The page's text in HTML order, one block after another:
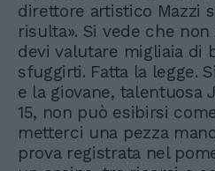
direttore artistico Mazzi
risulta». Si vede che
devi valutare migliaia di
sfuggirti. Fatta la legge.
e la giovane, talentuosa
15, non può esibirsi
metterci una pezza
prova registrata nel